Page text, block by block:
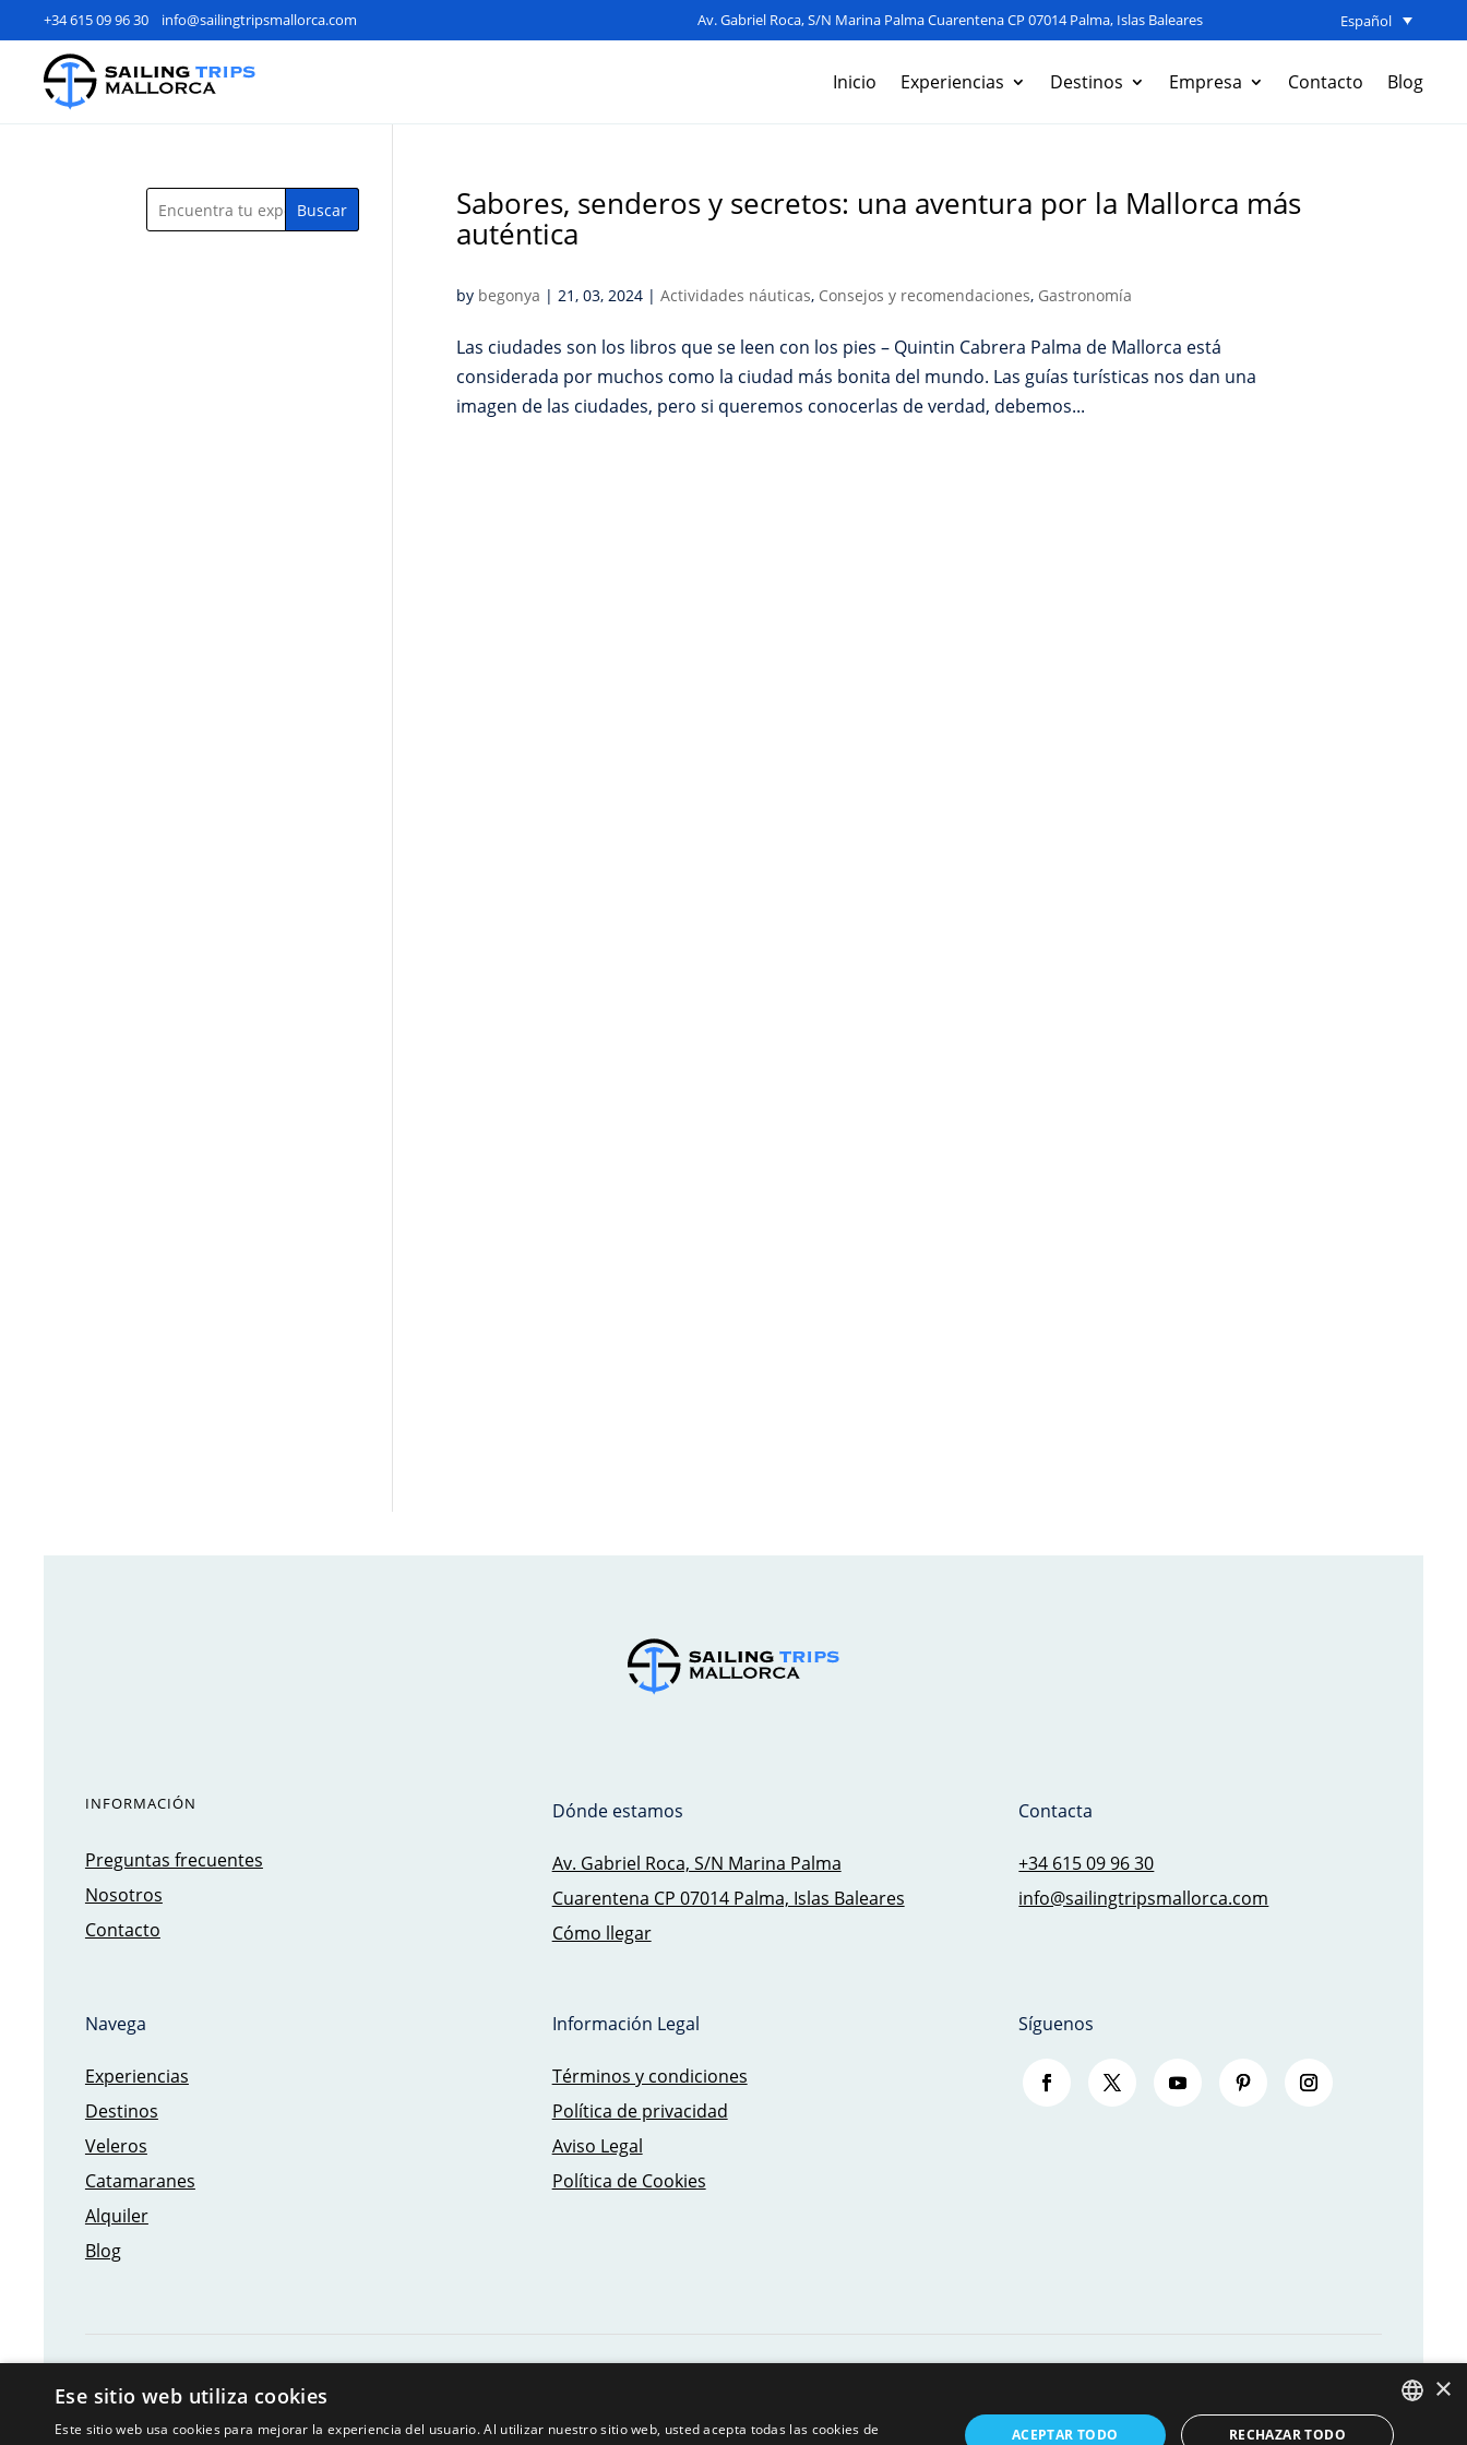
+34 615 09 96 30 info@sailingtripsmallorca.com Av. Gabriel Roca, S/N Marina Palma Cuarentena CP 07014 Palma, Islas Baleares Español
Inicio Experiencias Destinos Empresa Contacto Blog
Sabores, senderos y secretos: una aventura por la Mallorca más
auténtica
by begonya | 21, 03, 2024| Actividades náuticas, Consejos y recomendaciones, Gastronomía
Las ciudades son los libros que se leen con los pies – Quintin Cabrera Palma de Mallorca está
considerada por muchos como la ciudad más bonita del mundo. Las guías turísticas nos dan una
imagen de las ciudades, pero si queremos conocerlas de verdad, debemos...
Buscar
INFORMACIÓN
Preguntas frecuentes
Nosotros
Contacto
Dónde estamos
Av. Gabriel Roca, S/N Marina Palma
Cuarentena CP 07014 Palma, Islas Baleares
Cómo llegar
Contacta
+34 615 09 96 30
info@sailingtripsmallorca.com
Navega
Experiencias
Destinos
Veleros
Catamaranes
Alquiler
Blog
Información Legal
Términos y condiciones
Política de privacidad
Aviso Legal
Política de Cookies
Síguenos
×
Ese sitio web utiliza cookies
Este sitio web usa cookies para mejorar la experiencia del usuario. Al utilizar nuestro sitio web, usted acepta todas las cookies de
ACEPTAR TODO RECHAZAR TODO